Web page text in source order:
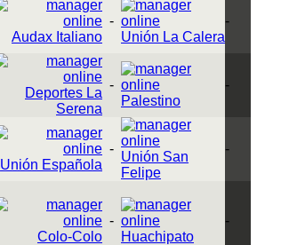
Audax Italiano
-
Unión La Calera
-
Deportes La
Serena
-
Palestino
-
Unión Española
-
Unión San
Felipe
-
Colo-Colo
-
Huachipato
-